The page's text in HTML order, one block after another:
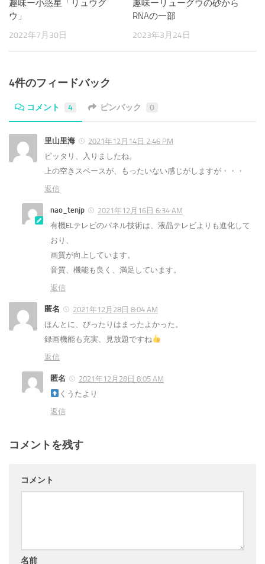
趣味ー小惑星「リュウグ
ウ」
2022年7月30日
趣味ーリューグウの砂から
RNAの一部
2023年3月24日
4件のフィードバック
コメント 4 ピンバック 0
里山里海
2021年12月14日 2:46 PM
ピッタリ、入りましたね。
上の空きスペースが、もったいない感じがしますが・・・
返信
nao_tenjp
2021年12月16日 6:34 AM
有機ELテレビのパネル技術は、液晶テレビよりも進化して
おり、
画質が向上しています。
音質、機能も良く、満足しています。
返信
匿名
2021年12月28日 8:04 AM
ほんとに、ぴったりはまったよかった。
録画機能も充実、見放題ですね
返信
匿名
2021年12月28日 8:05 AM
くうたより
返信
コメントを残す
コメント
名前